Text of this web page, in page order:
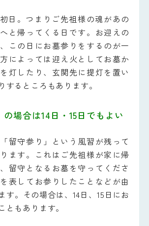
日。つまりご先祖様の魂があの
と帰ってくる日です。お迎えの
この日にお墓参りをするのが一
によっては迎え火としてお墓か
灯したり、玄関先に提灯を置い
するところもあります。
の場合は14日・15日でもよい
留守参り」という風習が残って
ます。これはご先祖様が家に帰
留守となるお墓を守ってくださ
表してお参りしたことなどが由
す。その場合は、14日、15日にお
ともあります。